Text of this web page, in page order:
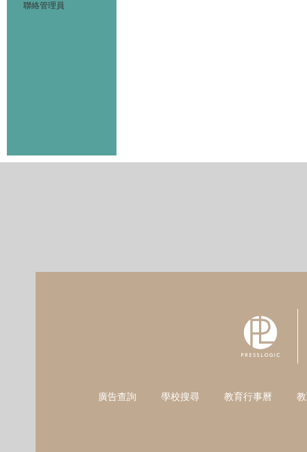
聯絡管理員
廣告查詢 學校搜尋 教育行事曆